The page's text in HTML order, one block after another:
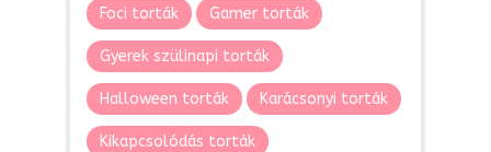
Foci torták Gamer torták
Gyerek szülinapi torták
Halloween torták Karácsonyi torták
Kikapcsolódás torták